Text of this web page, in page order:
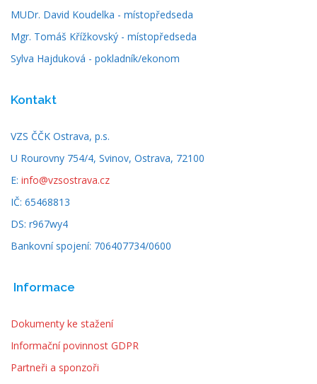
MUDr. David Koudelka - místopředseda
Mgr. Tomáš Křížkovský - místopředseda
Sylva Hajduková - pokladník/ekonom
Kontakt
VZS ČČK Ostrava, p.s.
U Rourovny 754/4, Svinov, Ostrava, 72100
E: info@vzsostrava.cz
IČ: 65468813
DS: r967wy4
Bankovní spojení: 706407734/0600
Informace
Dokumenty ke stažení
Informační povinnost GDPR
Partneři a sponzoři